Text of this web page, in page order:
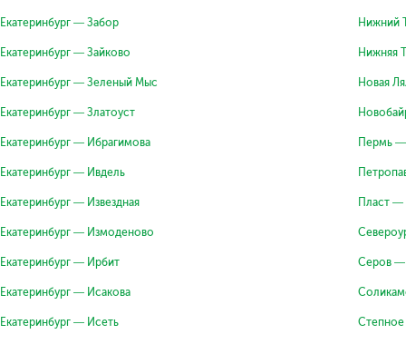
Екатеринбург — Забор
Екатеринбург — Зайково
Екатеринбург — Зеленый Мыс
Екатеринбург — Златоуст
Екатеринбург — Ибрагимова
Екатеринбург — Ивдель
Екатеринбург — Извездная
Екатеринбург — Измоденово
Екатеринбург — Ирбит
Екатеринбург — Исакова
Екатеринбург — Исеть
Нижний
Нижняя
Новая
Пермь —
Пласт —
Серов —
Степное